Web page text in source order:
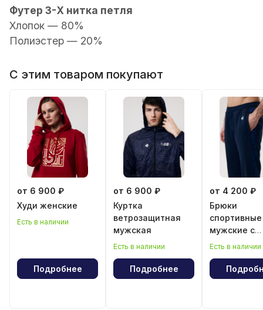
Футер 3-Х нитка петля
Хлопок — 80%
Полиэстер — 20%
С этим товаром покупают
от 6 900 ₽
Худи женские
Есть в наличии
Подробнее
от 6 900 ₽
Куртка
ветрозащитная
мужская
Есть в наличии
Подробнее
от 4 200 ₽
Брюки
спортивные
мужские с
лампасами
Есть в наличии